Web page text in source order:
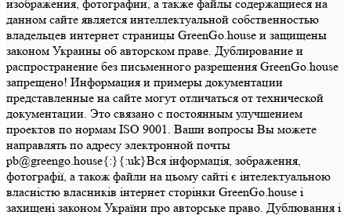
изображения, фотографии, а также файлы содержащиеся на
данном сайте является интеллектуальной собственностью
владельцев интернет страницы GreenGo.house и защищены
законом Украины об авторском праве. Дублирование и
распространение без письменного разрешения GreenGo.house
запрещено! Информация и примеры документации
представленные на сайте могут отличаться от технической
документации. Это связано с постоянным улучшением
проектов по нормам ISO 9001. Ваши вопросы Вы можете
направлять по адресу электронной почты
pb@greengo.house{:}{:uk}Вся інформація, зображення,
фотографії, а також файли на цьому сайті є інтелектуальною
власністю власників інтернет сторінки GreenGo.house і
захищені законом України про авторське право. Дублювання і